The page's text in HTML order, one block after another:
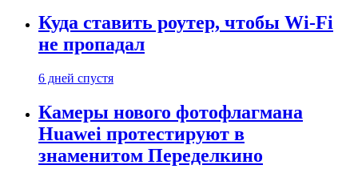
Куда ставить роутер, чтобы Wi-Fi
не пропадал
6 дней спустя
Камеры нового фотофлагмана
Huawei протестируют в
знаменитом Переделкино